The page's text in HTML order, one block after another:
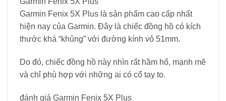
Garmin Fenix 5X Plus là sản phẩm cao cấp nhất
hiện nay của Garmin. Đây là chiếc đồng hồ có kích
thước khá “khủng” với đường kính vỏ 51mm.
Do đó, chiếc đồng hồ này nhìn rất hầm hố, mạnh mẽ
và chỉ phù hợp với những ai có cổ tay to.
đánh giá Garmin Fenix 5X Plus